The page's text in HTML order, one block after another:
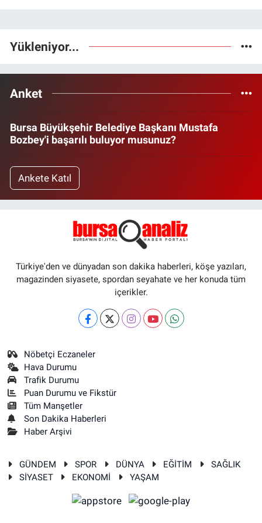
Yükleniyor...
Anket
Bursa Büyükşehir Belediye Başkanı Mustafa
Bozbey'i başarılı buluyor musunuz?
Ankete Katıl
Türkiye'den ve dünyadan son dakika haberleri, köşe yazıları,
magazinden siyasete, spordan seyahate ve her konuda tüm
içerikler.
Nöbetçi Eczaneler
Hava Durumu
Trafik Durumu
Puan Durumu ve Fikstür
Tüm Manşetler
Son Dakika Haberleri
Haber Arşivi
GÜNDEM SPOR DÜNYA EĞİTİM
SAĞLIK
SİYASET
EKONOMİ YAŞAM